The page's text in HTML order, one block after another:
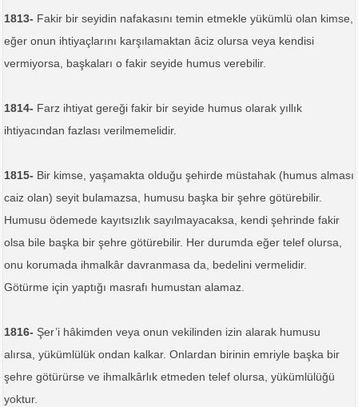
1813- Fakir bir seyidin nafakasını temin etmekle yükümlü olan kimse,
eğer onun ihtiyaçlarını karşılamaktan âciz olursa veya kendisi
vermiyorsa, başkaları o fakir seyide humus verebilir.
1814- Farz ihtiyat gereği fakir bir seyide humus olarak yıllık
ihtiyacından fazlası verilmemelidir.
1815- Bir kimse, yaşamakta olduğu şehirde müstahak (humus alması
caiz olan) seyit bulamazsa, humusu başka bir şehre götürebilir.
Humusu ödemede kayıtsızlık sayılmayacaksa, kendi şehrinde fakir
olsa bile başka bir şehre götürebilir. Her durumda eğer telef olursa,
onu korumada ihmalkâr davranmasa da, bedelini vermelidir.
Götürme için yaptığı masrafı humustan alamaz.
1816- Şer’i hâkimden veya onun vekilinden izin alarak humusu
alırsa, yükümlülük ondan kalkar. Onlardan birinin emriyle başka bir
şehre götürürse ve ihmalkârlık etmeden telef olursa, yükümlülüğü
yoktur.